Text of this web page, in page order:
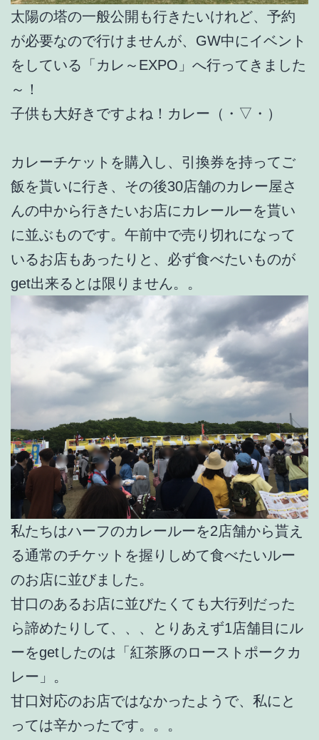
太陽の塔の一般公開も行きたいけれど、予約
が必要なので行けませんが、GW中にイベント
をしている「カレ～EXPO」へ行ってきました
～！
子供も大好きですよね！カレー（・▽・）
カレーチケットを購入し、引換券を持ってご
飯を貰いに行き、その後30店舗のカレー屋さ
んの中から行きたいお店にカレールーを貰い
に並ぶものです。午前中で売り切れになって
いるお店もあったりと、必ず食べたいものが
get出来るとは限りません。。
私たちはハーフのカレールーを2店舗から貰え
る通常のチケットを握りしめて食べたいルー
のお店に並びました。
甘口のあるお店に並びたくても大行列だった
ら諦めたりして、、、とりあえず1店舗目にル
ーをgetしたのは「紅茶豚のローストポークカ
レー」。
甘口対応のお店ではなかったようで、私にと
っては辛かったです。。。